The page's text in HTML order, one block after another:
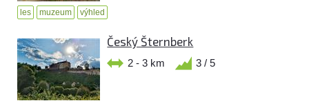
les muzeum výhled
Český Šternberk
2 - 3 km 3 / 5